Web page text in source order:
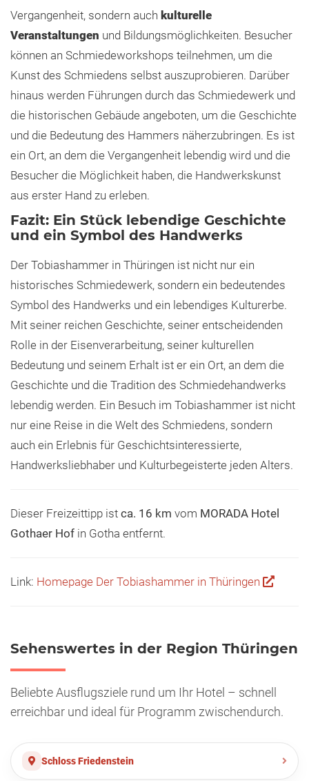
Vergangenheit, sondern auch kulturelle
Veranstaltungen und Bildungsmöglichkeiten. Besucher
können an Schmiedeworkshops teilnehmen, um die
Kunst des Schmiedens selbst auszuprobieren. Darüber
hinaus werden Führungen durch das Schmiedewerk und
die historischen Gebäude angeboten, um die Geschichte
und die Bedeutung des Hammers näherzubringen. Es ist
ein Ort, an dem die Vergangenheit lebendig wird und die
Besucher die Möglichkeit haben, die Handwerkskunst
aus erster Hand zu erleben.
Fazit: Ein Stück lebendige Geschichte
und ein Symbol des Handwerks
Der Tobiashammer in Thüringen ist nicht nur ein
historisches Schmiedewerk, sondern ein bedeutendes
Symbol des Handwerks und ein lebendiges Kulturerbe.
Mit seiner reichen Geschichte, seiner entscheidenden
Rolle in der Eisenverarbeitung, seiner kulturellen
Bedeutung und seinem Erhalt ist er ein Ort, an dem die
Geschichte und die Tradition des Schmiedehandwerks
lebendig werden. Ein Besuch im Tobiashammer ist nicht
nur eine Reise in die Welt des Schmiedens, sondern
auch ein Erlebnis für Geschichtsinteressierte,
Handwerksliebhaber und Kulturbegeisterte jeden Alters.
Dieser Freizeittipp ist ca. 16 km vom MORADA Hotel
Gothaer Hof in Gotha entfernt.
Link: Homepage Der Tobiashammer in Thüringen
Sehenswertes in der Region Thüringen
Beliebte Ausflugsziele rund um Ihr Hotel – schnell
erreichbar und ideal für Programm zwischendurch.
Schloss Friedenstein